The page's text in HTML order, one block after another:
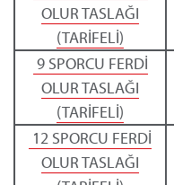
OLUR TASLAĞI
(TARİFELİ)
9 SPORCU FERDİ
OLUR TASLAĞI
(TARİFELİ)
12 SPORCU FERDİ
OLUR TASLAĞI